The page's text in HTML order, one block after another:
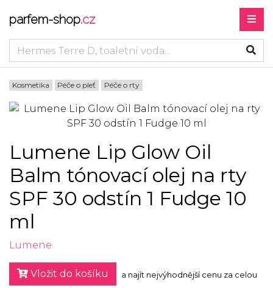
parfem-shop.cz
Kosmetika Péče o pleť Péče o rty
Lumene Lip Glow Oil
Balm tónovací olej na rty
SPF 30 odstín 1 Fudge 10
ml
Lumene
Vložit do košíku a najít nejvýhodnější cenu za celou